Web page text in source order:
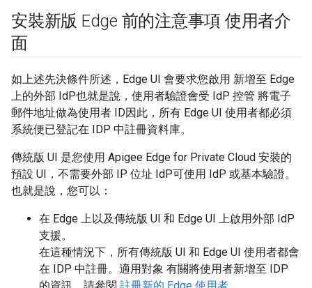
安裝新版 Edge 前的注意事項 使用者介
面
如上述先決條件所述，Edge UI 會要求您啟用 新增至 Edge
上的外部 IdP也就是說，使用者驗證會受 IdP 控管 將電子
郵件地址做為使用者 ID因此，所有 Edge UI 使用者都必須
系統便已登記在 IDP 中註冊資料庫。
傳統版 UI 是您使用 Apigee Edge for Private Cloud 安裝的
預設 UI，不需要外部 IP 位址 IdP可使用 IdP 或基本驗證。
也就是說，您可以：
在 Edge 上以及傳統版 UI 和 Edge UI 上啟用外部 IdP
支援。
在這種情況下，所有傳統版 UI 和 Edge UI 使用者都會
在 IDP 中註冊。適用對象 有關將使用者新增至 IDP